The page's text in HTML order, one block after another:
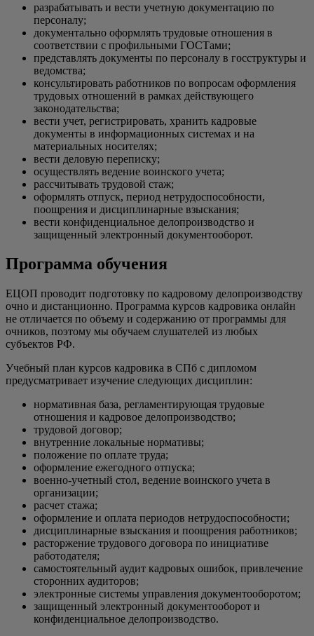
разрабатывать и вести учетную документацию по
персоналу;
документально оформлять трудовые отношения в
соответствии с профильными ГОСТами;
представлять документы по персоналу в госструктуры и
ведомства;
консультировать работников по вопросам оформления
трудовых отношений в рамках действующего
законодательства;
вести учет, регистрировать, хранить кадровые
документы в информационных системах и на
материальных носителях;
вести деловую переписку;
осуществлять ведение воинского учета;
рассчитывать трудовой стаж;
оформлять отпуск, период нетрудоспособности,
поощрения и дисциплинарные взыскания;
вести конфиденциальное делопроизводство и
защищенный электронный документооборот.
Программа обучения
ЕЦОП проводит подготовку по кадровому делопроизводству
очно и дистанционно. Программа курсов кадровика онлайн
не отличается по объему и содержанию от программы для
очников, поэтому мы обучаем слушателей из любых
субъектов РФ.
Учебный план курсов кадровика в СПб с дипломом
предусматривает изучение следующих дисциплин:
нормативная база, регламентирующая трудовые
отношения и кадровое делопроизводство;
трудовой договор;
внутренние локальные нормативы;
положение по оплате труда;
оформление ежегодного отпуска;
военно-учетный стол, ведение воинского учета в
организации;
расчет стажа;
оформление и оплата периодов нетрудоспособности;
дисциплинарные взыскания и поощрения работников;
расторжение трудового договора по инициативе
работодателя;
самостоятельный аудит кадровых ошибок, привлечение
сторонних аудиторов;
электронные системы управления документооборотом;
защищенный электронный документооборот и
конфиденциальное делопроизводство.